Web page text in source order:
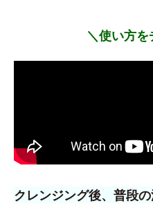
＼使い方
クレンジング後、普段